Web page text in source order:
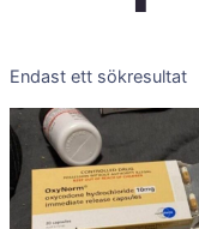
Endast ett sökresultat